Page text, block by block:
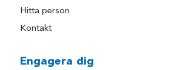
Hitta person
Kontakt
Engagera dig